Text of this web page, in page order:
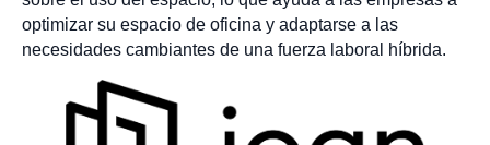
optimizar su espacio de oficina y adaptarse a las
necesidades cambiantes de una fuerza laboral híbrida.